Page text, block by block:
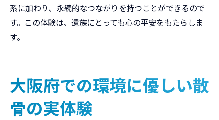
系に加わり、永続的なつながりを持つことができるので
す。この体験は、遺族にとっても心の平安をもたらしま
す。
大阪府での環境に優しい散
骨の実体験